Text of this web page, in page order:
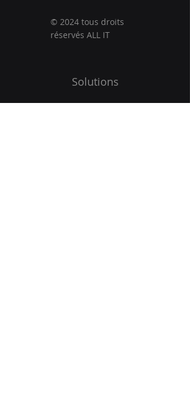
© 2024 tous droits
réservés ALL IT
Solutions